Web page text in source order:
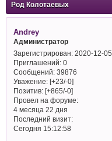
Род Колотаевых
Andrey
Администратор
Зарегистрирован: 2020-12-05
Приглашений:0
Сообщений:39876
Уважение: [+23/-0]
Позитив: [+865/-0]
Провел на форуме:
4 месяца 22 дня
Последний визит:
Сегодня 15:12:58